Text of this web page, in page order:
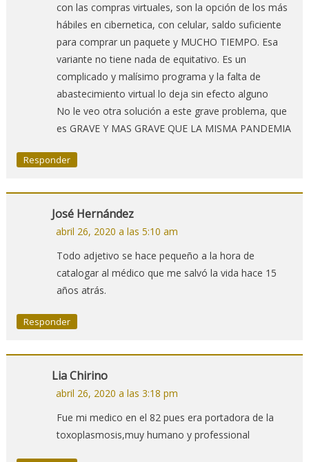
con las compras virtuales, son la opción de los más
hábiles en cibernetica, con celular, saldo suficiente
para comprar un paquete y MUCHO TIEMPO. Esa
variante no tiene nada de equitativo. Es un
complicado y malísimo programa y la falta de
abastecimiento virtual lo deja sin efecto alguno
No le veo otra solución a este grave problema, que
es GRAVE Y MAS GRAVE QUE LA MISMA PANDEMIA
Responder
José Hernández
abril 26, 2020 a las 5:10 am
Todo adjetivo se hace pequeño a la hora de
catalogar al médico que me salvó la vida hace 15
años atrás.
Responder
Lia Chirino
abril 26, 2020 a las 3:18 pm
Fue mi medico en el 82 pues era portadora de la
toxoplasmosis,muy humano y professional